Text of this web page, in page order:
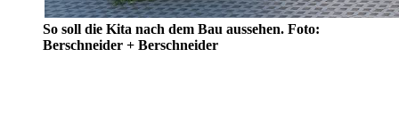
So soll die Kita nach dem Bau aussehen. Foto:
Berschneider + Berschneider